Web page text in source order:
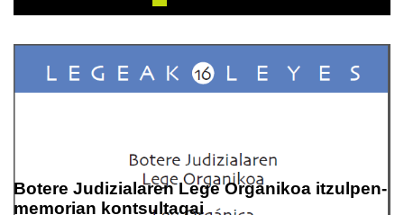
Botere Judizialaren Lege Organikoa itzulpen-
memorian kontsultagai